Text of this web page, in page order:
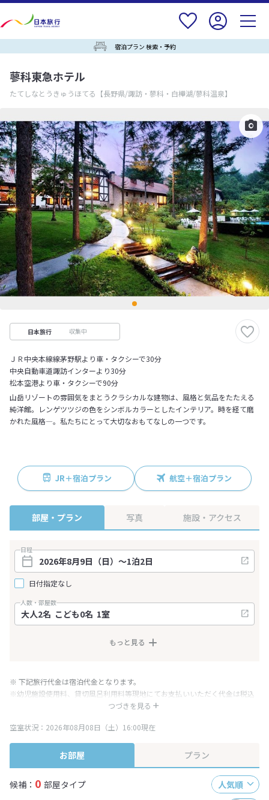
宿泊プラン 検索・予約
蓼科東急ホテル
たてしなとうきゅうほてる 【長野県/諏訪・蓼科・白樺湖/蓼科温泉】
日本旅行 収集中
ＪＲ中央本線線茅野駅より車・タクシーで30分
中央自動車道諏訪インターより30分
松本空港より車・タクシーで90分
山岳リゾートの雰囲気をまとうクラシカルな建物は、風格と気品をたたえる
純洋館。レンゲツツジの色をシンボルカラーとしたインテリア。時を経て磨
かれた風格―。私たちにとって大切なおもてなしの一つです。
JR＋宿泊プラン 航空＋宿泊プラン
部屋・プラン 写真 施設・アクセス
日程
日付指定なし
人数・部屋数
もっと見る
つづきを見る
※ 下記旅行代金は宿泊代金となります。
※幼児施設使用料、貸切風呂利用料等現地にてお支払いいただく代金は税込
み表記となりますが、消費税増税に伴い代金が一部変更となる場合がござい
※表示されている旅行代金・プラン内容は一定時間ごとに更新されます。最
終確認画面でご確認ください。
空室状況：2026年08月08日（土）16:00現在
お部屋 プラン
候補： 0 部屋タイプ
人気順